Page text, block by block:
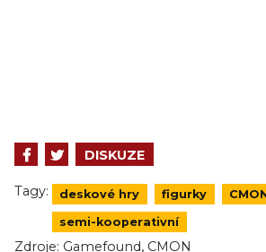
DISKUZE
Tagy: deskové hry figurky
semi-kooperativní
Zdroje: Gamefound, CMON